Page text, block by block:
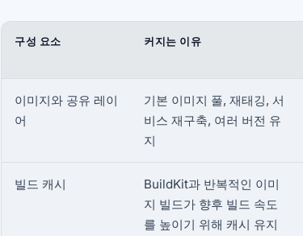
구성 요소 커지는 이유
이미지와 공유 레이
어
기본 이미지 풀, 재태깅, 서
비스 재구축, 여러 버전 유
지
빌드 캐시
BuildKit과 반복적인 이미
지 빌드가 향후 빌드 속도
를 높이기 위해 캐시 유지